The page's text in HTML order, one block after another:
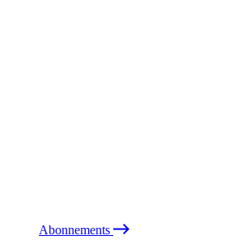
Abonnements